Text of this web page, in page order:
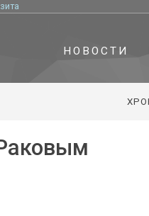
НОВОСТИ